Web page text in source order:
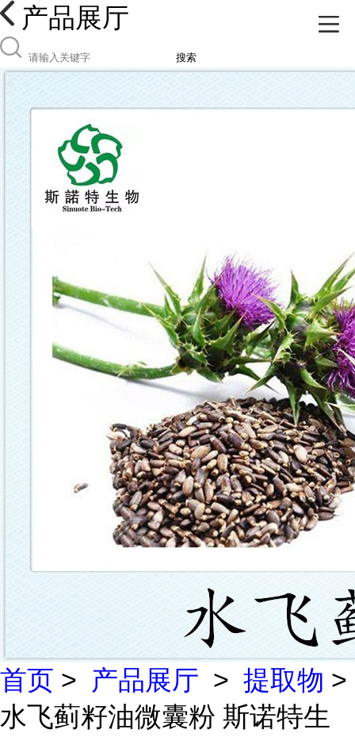
产品展厅
搜索
首页 > 产品展厅 > 提取物 >
水飞蓟籽油微囊粉 斯诺特生